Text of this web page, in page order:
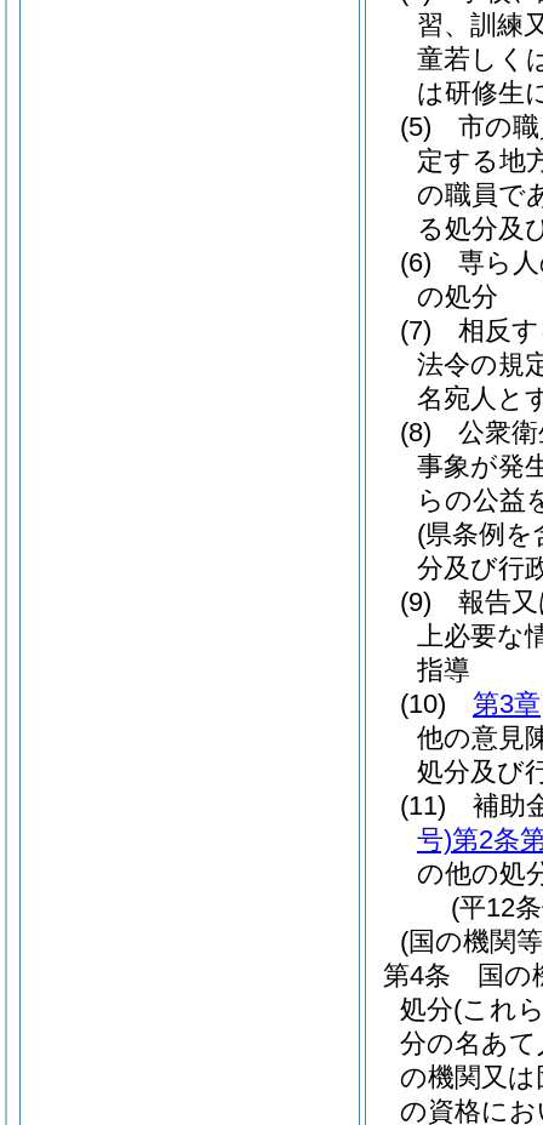
習、訓練
童若しく
は研修生
(5)
市の
定する地
の職員で
る処分及
(6)
専ら
の処分
(7)
相反
法令の規
名宛人と
(8)
公衆
事象が発
らの公益
(県条例を
分及び行
(9)
報告
上必要な
指導
(10)
第3章
他の意見
処分及び
(11)
補助
号)第2条
の他の処
(平12
(国の機関
第4条
国の
処分(これ
分の名あ
の機関又
の資格に